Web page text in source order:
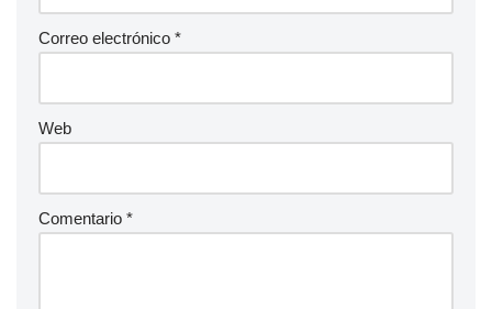
Correo electrónico *
Web
Comentario *